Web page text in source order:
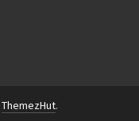
ThemezHut.